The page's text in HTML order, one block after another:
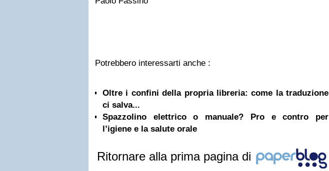
Potrebbero interessarti anche :
Oltre i confini della propria libreria: come la traduzione
ci salva...
Spazzolino elettrico o manuale? Pro e contro per
l’igiene e la salute orale
Ritornare alla prima pagina di